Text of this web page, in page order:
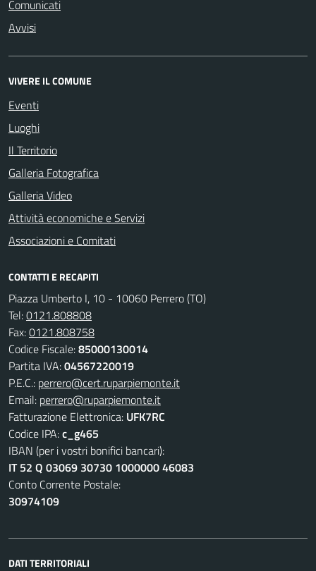
Comunicati
Avvisi
VIVERE IL COMUNE
Eventi
Luoghi
Il Territorio
Galleria Fotografica
Galleria Video
Attività economiche e Servizi
Associazioni e Comitati
CONTATTI E RECAPITI
Piazza Umberto I, 10 - 10060 Perrero (TO)
Tel:0121.808808
Fax:0121.808758
Codice Fiscale:85000130014
Partita IVA:04567220019
P.E.C.: perrero@cert.ruparpiemonte.it
Email: perrero@ruparpiemonte.it
Fatturazione Elettronica: UFK7RC
Codice IPA:c_g465
IBAN (per i vostri bonifici bancari):
IT 52 Q 03069 30730 1000000 46083
Conto Corrente Postale:
30974109
DATI TERRITORIALI